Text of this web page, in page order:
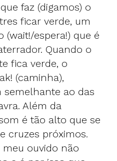
faz (digamos) o
ficar verde, um
(wait!/espera!) que é
Quando o
fica verde, o
(caminha),
semelhante ao das
Além da
é tão alto que se
cruzes próximos.
ouvido não